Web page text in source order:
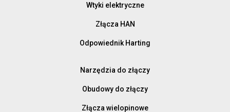
Wtyki elektryczne
Złącza HAN
Odpowiednik Harting
Narzędzia do złączy
Obudowy do złączy
Złącza wielopinowe